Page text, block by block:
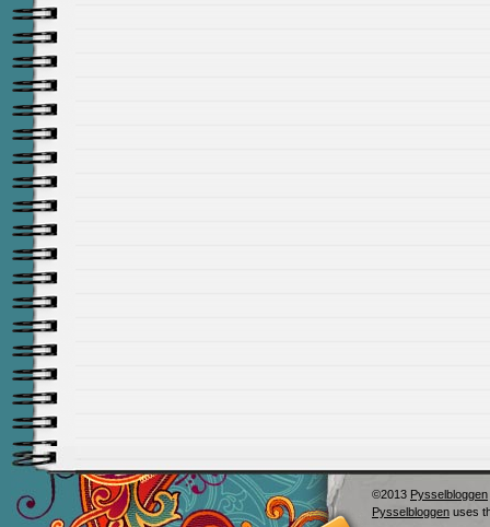
©2013 Pysselbloggen
Pysselbloggen uses